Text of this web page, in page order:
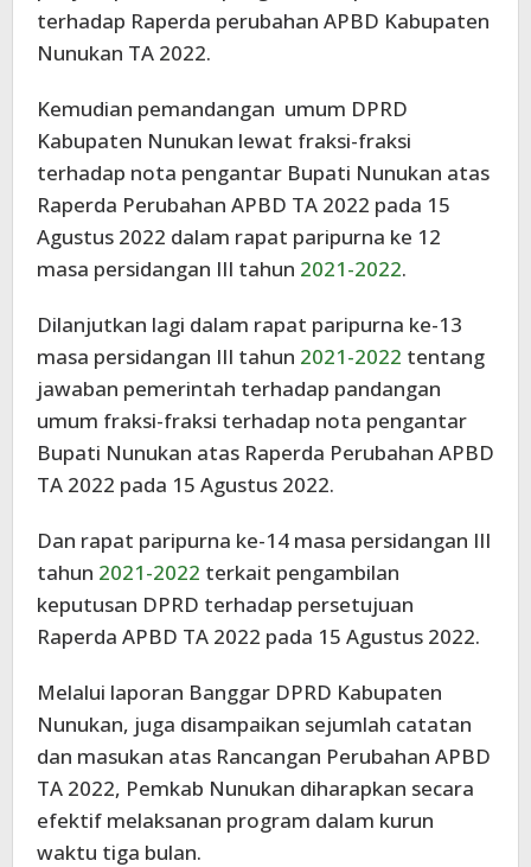
terhadap Raperda perubahan APBD Kabupaten
Nunukan TA 2022.
Kemudian pemandangan umum DPRD
Kabupaten Nunukan lewat fraksi-fraksi
terhadap nota pengantar Bupati Nunukan atas
Raperda Perubahan APBD TA 2022 pada 15
Agustus 2022 dalam rapat paripurna ke 12
masa persidangan III tahun 2021-2022.
Dilanjutkan lagi dalam rapat paripurna ke-13
masa persidangan III tahun 2021-2022 tentang
jawaban pemerintah terhadap pandangan
umum fraksi-fraksi terhadap nota pengantar
Bupati Nunukan atas Raperda Perubahan APBD
TA 2022 pada 15 Agustus 2022.
Dan rapat paripurna ke-14 masa persidangan III
tahun 2021-2022 terkait pengambilan
keputusan DPRD terhadap persetujuan
Raperda APBD TA 2022 pada 15 Agustus 2022.
Melalui laporan Banggar DPRD Kabupaten
Nunukan, juga disampaikan sejumlah catatan
dan masukan atas Rancangan Perubahan APBD
TA 2022, Pemkab Nunukan diharapkan secara
efektif melaksanan program dalam kurun
waktu tiga bulan.